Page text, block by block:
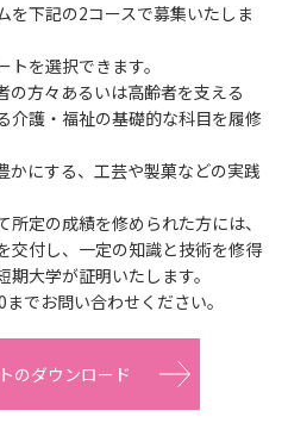
を下記の2コースで募集いたしま
を選択できます。
の方々あるいは高齢者を支える
介護・福祉の基礎的な科目を履修
かにする、工芸や製菓などの実践
定の成績を修められた方には、
交付し、一定の知識と技術を修得
大学が証明いたします。
でお問い合わせください。
のダウンロード